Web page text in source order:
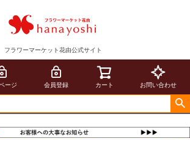
フラワーマーケット花由公式サイト
ージ 会員登録 カート お問い合わせ